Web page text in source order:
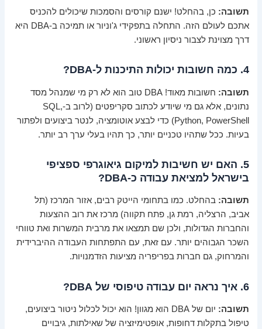
תשובה: כן, בהחלט! ישנם קורסים והסמכות שיכולים להכניס
אתכם לעולם הזה. התחלה בתפקידי ג'וניור או תמיכה ב-DBA היא
דרך מצוינת לצבור ניסיון ראשוני.
4. כמה חשובות יכולות התיכנות ל-DBA?
תשובה:
חשובות מאוד! DBA טוב הוא לא רק מי שמנהל מסד
נתונים, אלא גם מי שיודע לכתוב סקריפטים (לרוב ב-SQL,
Python, PowerShell) כדי לבצע אוטומציה, לנטר ביצועים ולפתור
בעיות. ככל שתהיו טכניים יותר, כך תהיו בעלי ערך רב יותר.
5. האם יש חשיבות למיקום גיאוגרפי ספציפי
בישראל למציאת עבודה כ-DBA?
תשובה: בהחלט. כמו בתחומי הייטק רבים, אזור המרכז (תל
אביב, הרצליה, רמת גן, פתח תקווה) מרכז את רוב ההצעות
והחברות הגדולות, ולכן שם תמצאו את מרבית המשרות ואת טווחי
השכר הגבוהים יותר. עם זאת, עם התפתחות העבודה ההיברידית
והמרחוק, גם חברות בפריפריה מציעות הזדמנויות.
6. איך נראה יום עבודה טיפוסי של DBA?
תשובה:
יום של DBA הוא מגוון! הוא יכול לכלול ניטור ביצועים,
טיפול בתקלות דחופות, אופטימיזציה של שאילתות, גיבויים